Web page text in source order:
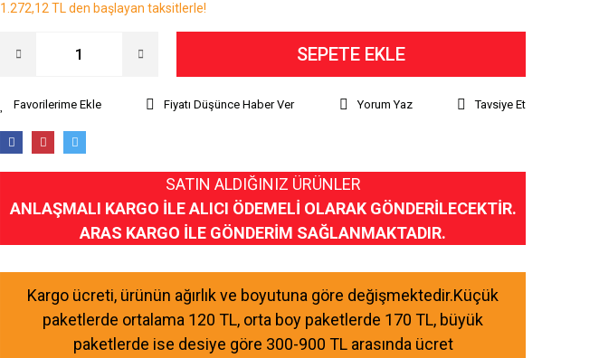
1.272,12 TL den başlayan taksitlerle!
SEPETE EKLE
Fiyatı Düşünce Haber Ver Yorum Yaz Tavsiye Et
SATIN ALDIĞINIZ ÜRÜNLER
ANLAŞMALI KARGO İLE ALICI ÖDEMELİ OLARAK GÖNDERİLECEKTİR.
ARAS KARGO İLE GÖNDERİM SAĞLANMAKTADIR.
Kargo ücreti, ürünün ağırlık ve boyutuna göre değişmektedir.Küçük
paketlerde ortalama 120 TL, orta boy paketlerde 170 TL, büyük
paketlerde ise desiye göre 300-900 TL arasında ücret